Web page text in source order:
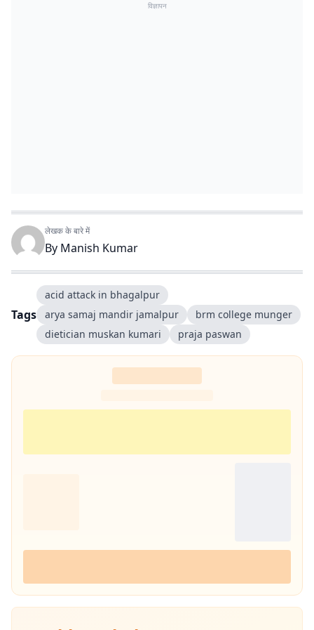
विज्ञापन
लेखक के बारे में
By Manish Kumar
Tags
acid attack in bhagalpur
arya samaj mandir jamalpur
brm college munger
dietician muskan kumari
praja paswan